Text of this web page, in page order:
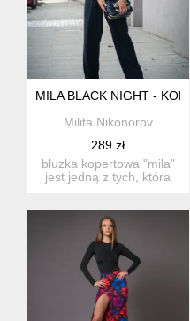
MILA BLACK NIGHT -
Milita Nikonorov
289 zł
bluzka kopertowa "mila"
jest jedną z tych, która